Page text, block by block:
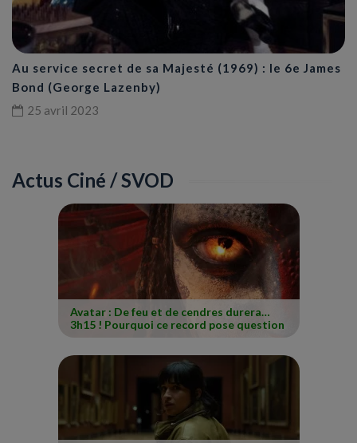
Au service secret de sa Majesté (1969) : le 6e James
Bond (George Lazenby)
25 avril 2023
Actus Ciné / SVOD
Avatar : De feu et de cendres durera…
3h15 ! Pourquoi ce record pose question